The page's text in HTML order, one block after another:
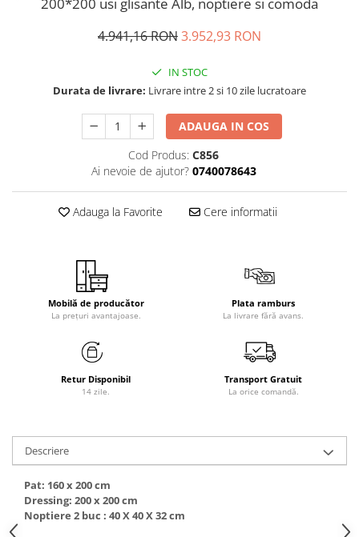
4.941,16 RON3.952,93 RON
IN STOC
Durata de livrare: Livrare intre 2 si 10 zile lucratoare
ADAUGA IN COS
Cod Produs: C856
Ai nevoie de ajutor? 0740078643
Adauga la Favorite Cere informatii
Mobilă de producător
La prețuri avantajoase.
Plata ramburs
La livrare fără avans.
Retur Disponibil
14 zile.
Transport Gratuit
La orice comandă.
Descriere
Pat: 160 x 200 cm
Dressing: 200 x 200 cm
Noptiere 2 buc : 40 X 40 X 32 cm